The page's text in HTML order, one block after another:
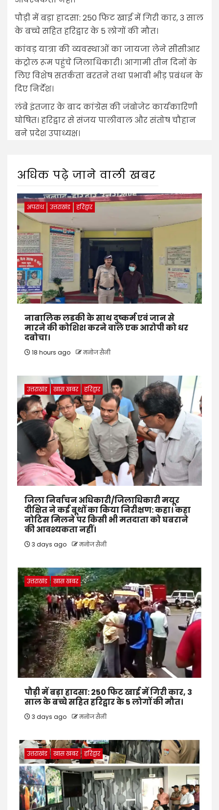
पौड़ी में बड़ा हादसा: 250 फिट खाई में गिरी कार, 3 साल
के बच्चे सहित हरिद्वार के 5 लोगों की मौत।
कांवड़ यात्रा की व्यवस्थाओं का जायजा लेने सीसीआर
कंट्रोल रूम पहुंचे जिलाधिकारी। आगामी तीन दिनों के
लिए विशेष सतर्कता बरतने तथा प्रभावी भीड़ प्रबंधन के
दिए निर्देश।
लंबे इंतजार के बाद कांग्रेस की जंबोजेट कार्यकारिणी
घोषित। हरिद्वार से संजय पालीवाल और संतोष चौहान
बने प्रदेश उपाध्यक्ष।
अधिक पढ़े जाने वाली खबर
अपराध उत्तराखंड हरिद्वार
नाबालिक लडकी के साथ दुष्कर्म एवं जान से
मारने की कोशिश करने वाले एक आरोपी को धर
दबोचा।
18 hours ago मनोज सैनी
उत्तराखंड खास खबर हरिद्वार
जिला निर्वाचन अधिकारी/जिलाधिकारी मयूर
दीक्षित ने कई बूथों का किया निरीक्षण: कहा। कहा
नोटिस मिलने पर किसी भी मतदाता को घबराने
की आवश्यकता नहीं।
3 days ago मनोज सैनी
उत्तराखंड खास खबर
पौड़ी में बड़ा हादसा: 250 फिट खाई में गिरी कार, 3
साल के बच्चे सहित हरिद्वार के 5 लोगों की मौत।
3 days ago मनोज सैनी
उत्तराखंड खास खबर हरिद्वार